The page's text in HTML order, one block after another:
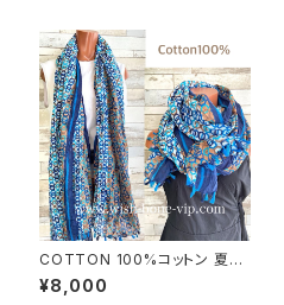
COTTON 100%コットン 夏の
ストール インポート大判・ロング
ストール・通気性・肌触り良いス
¥8,000